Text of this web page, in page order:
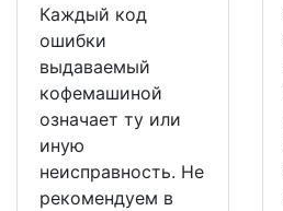
Каждый код
ошибки
выдаваемый
кофемашиной
означает ту или
иную
неисправность. Не
рекомендуем в